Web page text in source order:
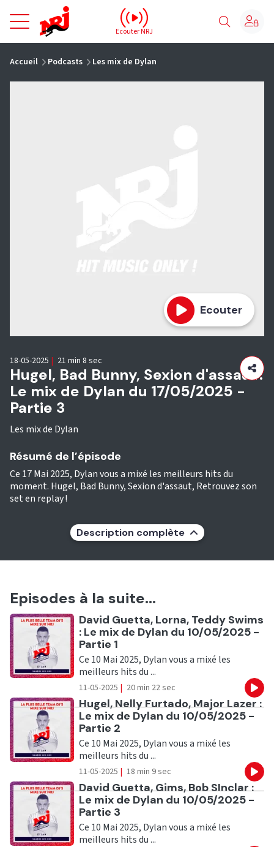
NRJ - Accueil
Ecouter NRJ
Accueil Podcasts Les mix de Dylan
Ecouter
Hugel, Bad Bunny, Sexion d'assaut :
Le mix de Dylan du 17/05/2025 -
Partie 3
Les mix de Dylan
18-05-2025 | 21 min 8 sec
Résumé de l’épisode
Ce 17 Mai 2025, Dylan vous a mixé les meilleurs hits du
moment. Hugel, Bad Bunny, Sexion d'assaut, Retrouvez son
set en replay !
Description complète
Episodes à la suite...
Ecouter
David Guetta, Lorna, Teddy Swims
: Le mix de Dylan du 10/05/2025 -
Partie 1
Ce 10 Mai 2025, Dylan vous a mixé les
meilleurs hits du ...
11-05-2025 | 20 min 22 sec
Ecouter
Hugel, Nelly Furtado, Major Lazer :
Le mix de Dylan du 10/05/2025 -
Partie 2
Ce 10 Mai 2025, Dylan vous a mixé les
meilleurs hits du ...
11-05-2025 | 18 min 9 sec
Ecouter
David Guetta, Gims, Bob SInclar :
Le mix de Dylan du 10/05/2025 -
Partie 3
Ce 10 Mai 2025, Dylan vous a mixé les
meilleurs hits du ...